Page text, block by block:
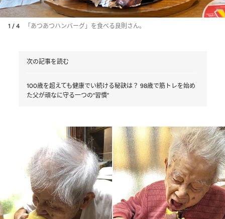
1 / 4 「あつあつハンバーグ」を食べる良則さん。
次の記事を読む
100歳を超えても健康でい続ける秘訣は？ 98歳で筋トレを始め
た父が頑なに守る一つの“習慣”